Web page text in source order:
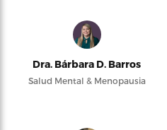
Dra. Bárbara D. Barros
Salud Mental & Menopausia